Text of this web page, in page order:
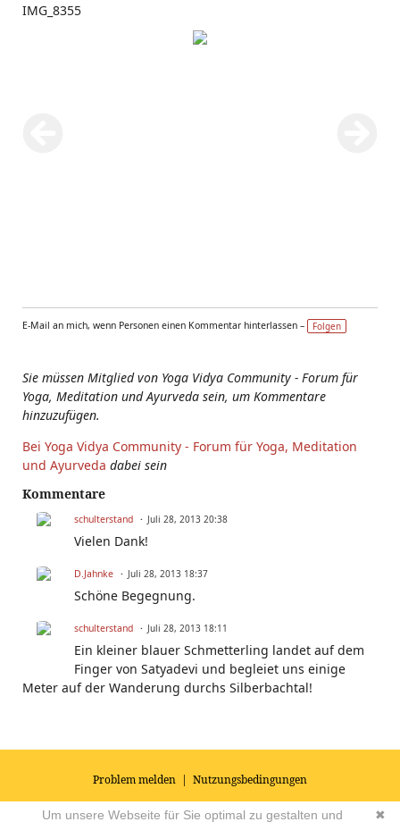
IMG_8355
E-Mail an mich, wenn Personen einen Kommentar hinterlassen – Folgen
Sie müssen Mitglied von Yoga Vidya Community - Forum für
Yoga, Meditation und Ayurveda sein, um Kommentare
hinzuzufügen.
Bei Yoga Vidya Community - Forum für Yoga, Meditation
und Ayurveda dabei sein
Kommentare
schulterstand Juli 28, 2013 20:38
Vielen Dank!
D.Jahnke Juli 28, 2013 18:37
Schöne Begegnung.
schulterstand Juli 28, 2013 18:11
Ein kleiner blauer Schmetterling landet auf dem
Finger von Satyadevi und begleiet uns einige
Meter auf der Wanderung durchs Silberbachtal!
Problem melden | Nutzungsbedingungen
© 2026Impressum|Datenschutz|AGB's| Yoga Vidya Community -
✖
Um unsere Webseite für Sie optimal zu gestalten und